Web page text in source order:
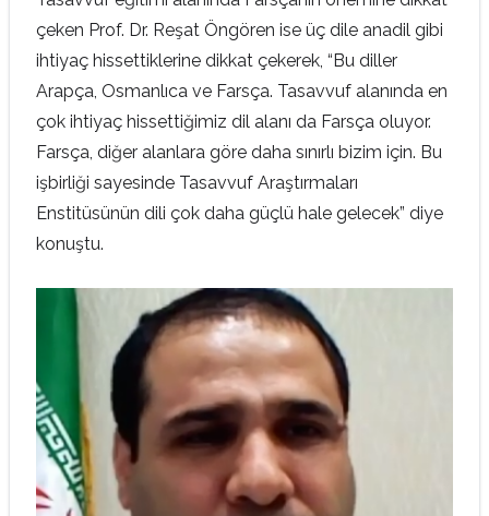
çeken Prof. Dr. Reşat Öngören ise üç dile anadil gibi
ihtiyaç hissettiklerine dikkat çekerek, “Bu diller
Arapça, Osmanlıca ve Farsça. Tasavvuf alanında en
çok ihtiyaç hissettiğimiz dil alanı da Farsça oluyor.
Farsça, diğer alanlara göre daha sınırlı bizim için. Bu
işbirliği sayesinde Tasavvuf Araştırmaları
Enstitüsünün dili çok daha güçlü hale gelecek” diye
konuştu.